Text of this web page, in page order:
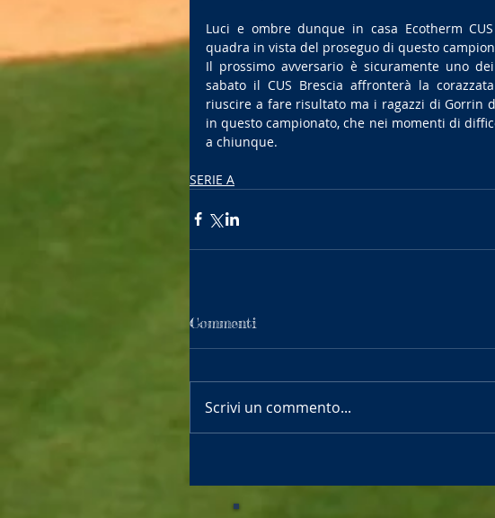
Luci e ombre dunque in casa Ecotherm
quadra in vista del proseguo di questo
Il prossimo avversario è sicuramente uno
sabato il CUS Brescia affronterà la
riuscire a fare risultato ma i ragazzi di Gorrin
in questo campionato, che nei momenti di
a chiunque.
SERIE A
Commenti
Scrivi un commento...